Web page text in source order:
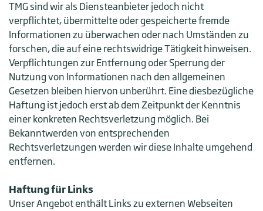
TMG sind wir als Diensteanbieter jedoch nicht
verpflichtet, übermittelte oder gespeicherte fremde
Informationen zu überwachen oder nach Umständen zu
forschen, die auf eine rechtswidrige Tätigkeit hinweisen.
Verpflichtungen zur Entfernung oder Sperrung der
Nutzung von Informationen nach den allgemeinen
Gesetzen bleiben hiervon unberührt. Eine diesbezügliche
Haftung ist jedoch erst ab dem Zeitpunkt der Kenntnis
einer konkreten Rechtsverletzung möglich. Bei
Bekanntwerden von entsprechenden
Rechtsverletzungen werden wir diese Inhalte umgehend
entfernen.
Haftung für Links
Unser Angebot enthält Links zu externen Webseiten